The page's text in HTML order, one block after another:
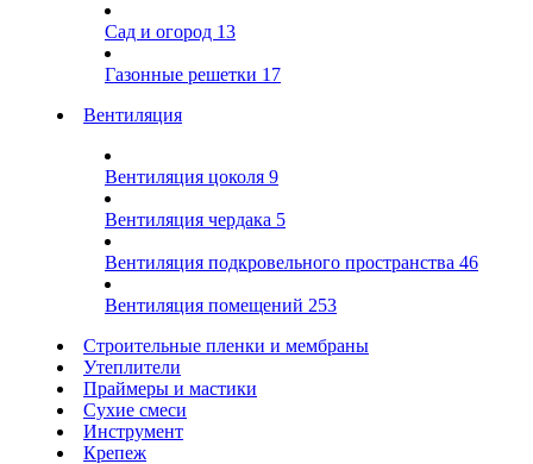
Сад и огород 13
Газонные решетки 17
Вентиляция
Вентиляция цоколя 9
Вентиляция чердака 5
Вентиляция подкровельного пространства 46
Вентиляция помещений 253
Строительные пленки и мембраны
Утеплители
Праймеры и мастики
Сухие смеси
Инструмент
Крепеж